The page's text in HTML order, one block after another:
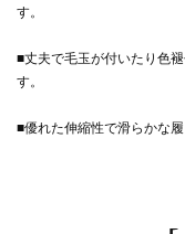
す。
■丈夫で毛玉が付いたり色
す。
■優れた伸縮性で滑らかな履